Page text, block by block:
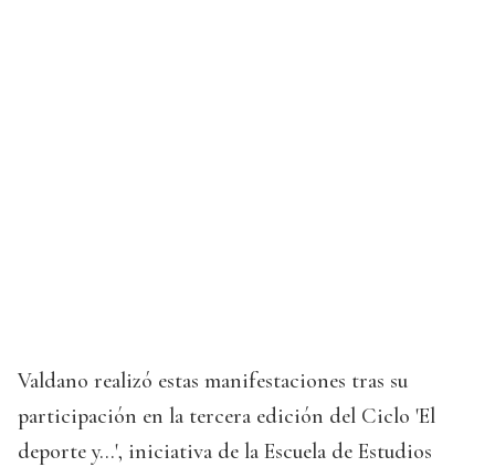
Valdano realizó estas manifestaciones tras su
participación en la tercera edición del Ciclo 'El
deporte y...', iniciativa de la Escuela de Estudios